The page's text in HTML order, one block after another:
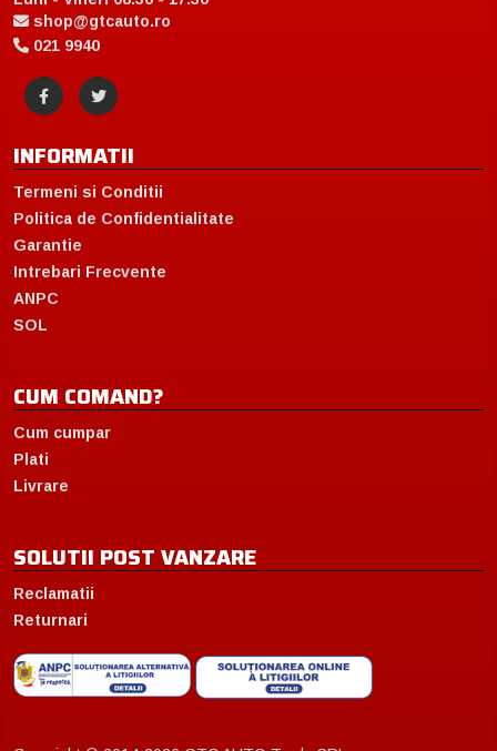
shop@gtcauto.ro
021 9940
INFORMATII
Termeni si Conditii
Politica de Confidentialitate
Garantie
Intrebari Frecvente
ANPC
SOL
CUM COMAND?
Cum cumpar
Plati
Livrare
SOLUTII POST VANZARE
Reclamatii
Returnari